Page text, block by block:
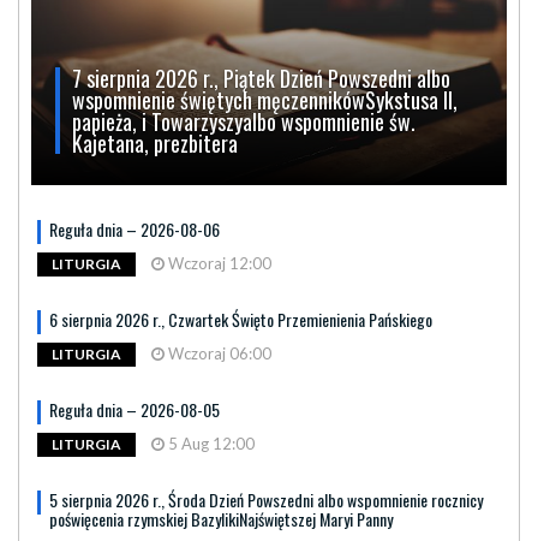
7 sierpnia 2026 r., Piątek Dzień Powszedni albo
wspomnienie świętych męczennikówSykstusa II,
papieża, i Towarzyszyalbo wspomnienie św.
Kajetana, prezbitera
Reguła dnia – 2026-08-06
LITURGIA Wczoraj 12:00
6 sierpnia 2026 r., Czwartek Święto Przemienienia Pańskiego
LITURGIA Wczoraj 06:00
Reguła dnia – 2026-08-05
LITURGIA 5 Aug 12:00
5 sierpnia 2026 r., Środa Dzień Powszedni albo wspomnienie rocznicy
poświęcenia rzymskiej BazylikiNajświętszej Maryi Panny